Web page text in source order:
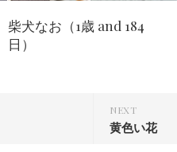
柴犬なお（1歳 and 184
日）
NEXT
黄色い花